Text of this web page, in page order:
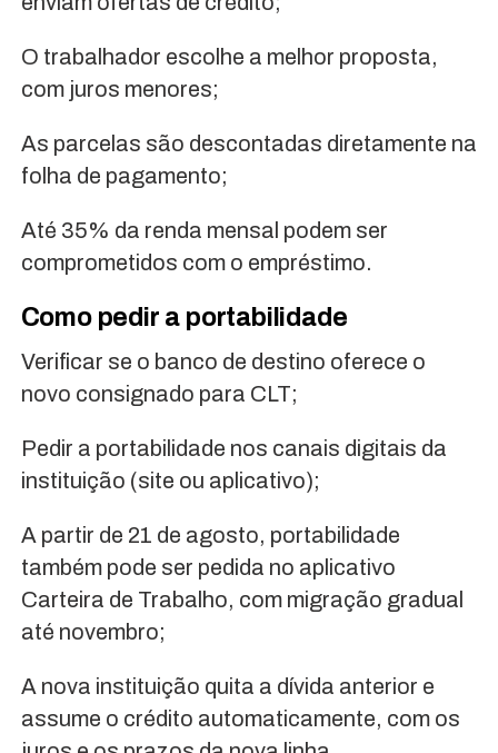
O trabalhador escolhe a melhor proposta,
com juros menores;
As parcelas são descontadas diretamente na
folha de pagamento;
Até 35% da renda mensal podem ser
comprometidos com o empréstimo.
Como pedir a portabilidade
Verificar se o banco de destino oferece o
novo consignado para CLT;
Pedir a portabilidade nos canais digitais da
instituição (site ou aplicativo);
A partir de 21 de agosto, portabilidade
também pode ser pedida no aplicativo
Carteira de Trabalho, com migração gradual
até novembro;
A nova instituição quita a dívida anterior e
assume o crédito automaticamente, com os